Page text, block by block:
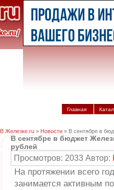
Главная
В Железке.ru » Новости » В сентябре в
В сентябре в бюджет
рублей
Просмотров: 2033 Автор:
На протяжении всего
занимается активным